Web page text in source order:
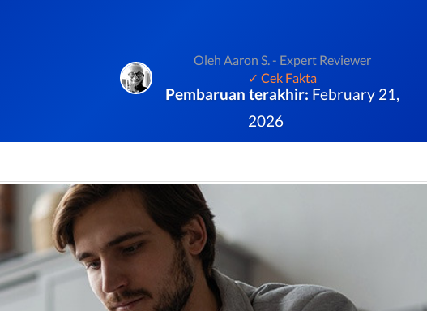
Oleh Aaron S. - Expert Reviewer
✓ Cek Fakta
Pembaruan terakhir: February 21,
2026